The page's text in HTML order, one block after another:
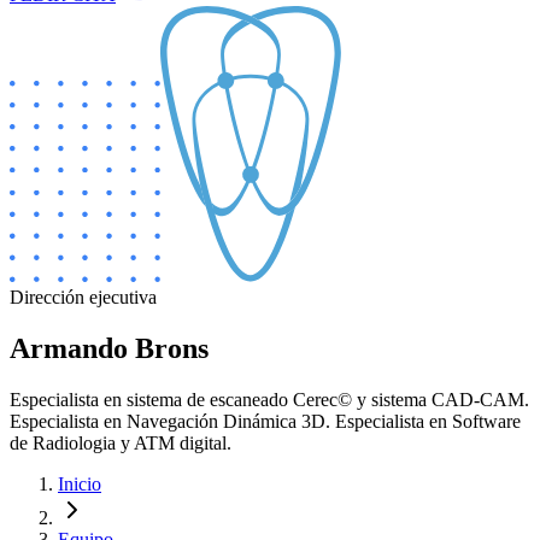
Dirección ejecutiva
Armando Brons
Especialista en sistema de escaneado Cerec© y sistema CAD-CAM.
Especialista en Navegación Dinámica 3D. Especialista en Software
de Radiologia y ATM digital.
Inicio